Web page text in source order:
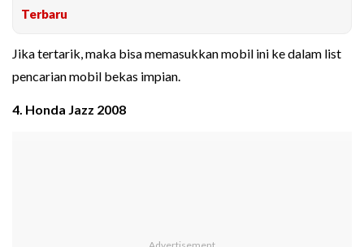
Terbaru
Jika tertarik, maka bisa memasukkan mobil ini ke dalam list
pencarian mobil bekas impian.
4. Honda Jazz 2008